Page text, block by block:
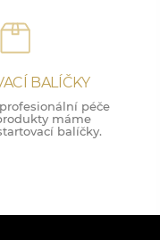
BALÍČKY
péče
máme
balíčky.